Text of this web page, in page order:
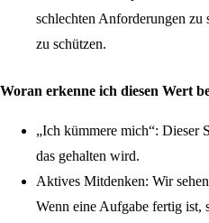
schlechten Anforderungen zu
zu schützen.
Woran erkenne ich diesen Wert
„Ich kümmere mich“: Dieser
das gehalten wird.
Aktives Mitdenken: Wir
Wenn eine Aufgabe fertig ist,